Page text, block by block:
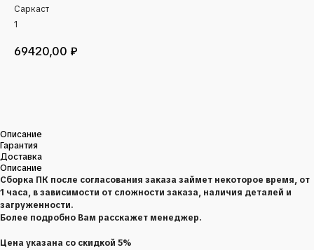
Саркаст
1
69420,00 ₽
Описание
Гарантия
Доставка
Описание
Сборка ПК после согласования заказа займет некоторое время, от
1 часа, в зависимости от сложности заказа, наличия деталей и
загруженности.
Более подробно Вам расскажет менеджер.
Цена указана со скидкой 5%